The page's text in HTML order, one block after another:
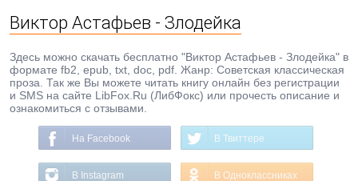
Виктор Астафьев - Злодейка
Здесь можно скачать бесплатно "Виктор Астафьев - Злодейка" в
формате fb2, epub, txt, doc, pdf. Жанр: Советская классическая
проза. Так же Вы можете читать книгу онлайн без регистрации
и SMS на сайте LibFox.Ru (ЛибФокс) или прочесть описание и
ознакомиться с отзывами.
На Facebook В Твиттере
В Instagram В Одноклассниках